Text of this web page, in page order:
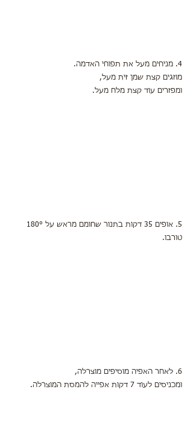
4. מניחים מעל את תפוחי האדמה.
מוזגים קצת שמן זית מעל,
ומפזרים עוד קצת מלח מעל.
טורבו.
6. לאחר האפיה מוסיפים מוצרלה,
ומכניסים לעוד 7 דקות אפייה להמסת המוצרלה.